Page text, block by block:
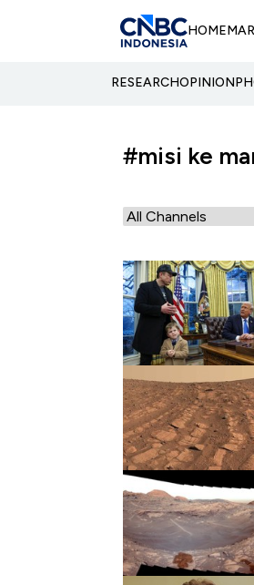
HOME
RESEARCHOPINION
#misi ke